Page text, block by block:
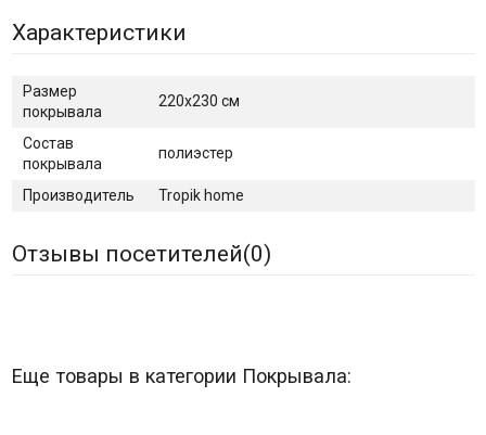
Характеристики
Размер
покрывала
220x230 см
Состав
покрывала
полиэстер
Производитель Tropik home
Отзывы посетителей(0)
Еще товары в категории Покрывала: